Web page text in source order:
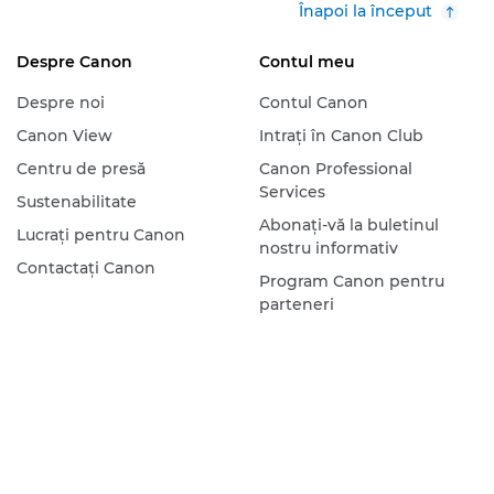
Înapoi la început
Despre Canon
Despre noi
Canon View
Centru de presă
Sustenabilitate
Lucraţi pentru Canon
Contactaţi Canon
Contul meu
Contul Canon
Intraţi în Canon Club
Canon Professional
Services
Abonaţi-vă la buletinul
nostru informativ
Program Canon pentru
parteneri